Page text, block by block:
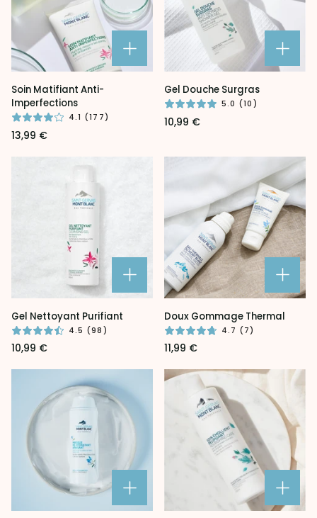
Soin
Matifiant
Anti-
Imperfections
Soin Matifiant Anti-
Imperfections
4.1 (177)
13,99 €
Gel
Douche
Surgras
Gel Douche Surgras
5.0 (10)
10,99 €
Gel
Nettoyant
Purifiant
Gel Nettoyant Purifiant
4.5 (98)
10,99 €
Doux
Gommage
Thermal
Doux Gommage Thermal
4.7 (7)
11,99 €